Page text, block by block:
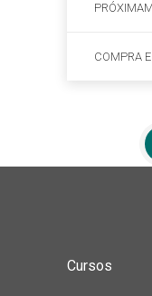
COMPRA
Cursos